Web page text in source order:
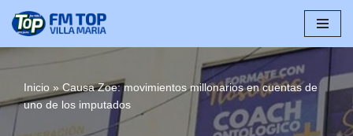
Inicio » Causa Zoe: movimientos millonarios en cuentas de
uno de los imputados